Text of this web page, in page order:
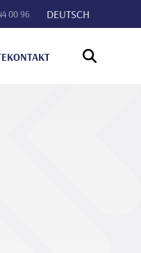
00 96 DEUTSCH
KONTAKT